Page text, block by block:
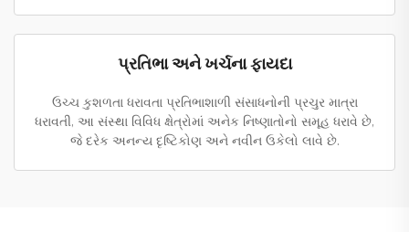
પ્રતિભા અને ખર્ચના ફાયદા
ઉચ્ચ કુશળતા ધરાવતા પ્રતિભાશાળી સંસાધનોની પ્રચુર માત્રા
ધરાવતી, આ સંસ્થા વિવિધ ક્ષેત્રોમાં અનેક નિષ્ણાતોનો સમૂહ ધરાવે છે,
જે દરેક અનન્ય દૃષ્ટિકોણ અને નવીન ઉકેલો લાવે છે.